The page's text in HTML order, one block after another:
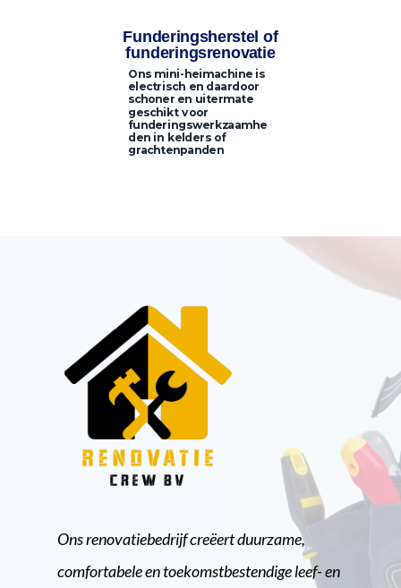
Funderingsherstel of
funderingsrenovatie
Ons mini-heimachine is
electrisch en daardoor
schoner en uitermate
geschikt voor
funderingswerkzaamhe
den in kelders of
grachtenpanden
Ons renovatiebedrijf creëert duurzame,
comfortabele en toekomstbestendige leef- en